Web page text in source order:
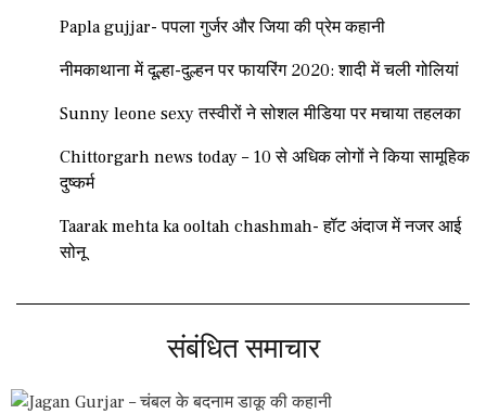
Papla gujjar- पपला गुर्जर और जिया की प्रेम कहानी
नीमकाथाना में दूल्हा-दुल्हन पर फायरिंग 2020: शादी में चली गोलियां
Sunny leone sexy तस्वीरों ने सोशल मीडिया पर मचाया तहलका
Chittorgarh news today – 10 से अधिक लोगों ने किया सामूहिक
दुष्कर्म
Taarak mehta ka ooltah chashmah- हॉट अंदाज में नजर आई
सोनू
संबंधित समाचार